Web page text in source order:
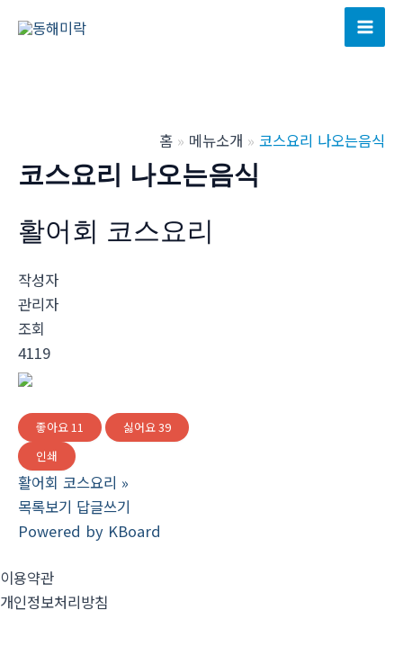
Main
홈 메뉴소개 코스요리 나오는음식
코스요리 나오는음식
활어회 코스요리
작성자
관리자
조회
4119
좋아요11 싫어요39
인쇄
활어회 코스요리 »
목록보기 답글쓰기
Powered by KBoard
이용약관
개인정보처리방침